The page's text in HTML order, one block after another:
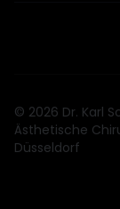
© 2026 Dr. Karl
Ästhetische
Düsseldorf